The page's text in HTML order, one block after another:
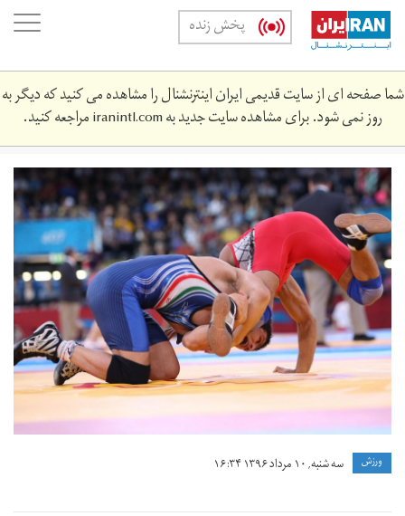
Skip
main
content
پخش زنده
شما صفحه ای از سایت قدیمی ایران اینترنشنال را مشاهده می کنید که دیگر به
روز نمی شود. برای مشاهده سایت جدید بهiranintl.comمراجعه کنید.
khshty-
3-
1.jpg
ورزش سه شنبه, ۱۰ مرداد ۱۳۹۶ ۱۶:۳۴